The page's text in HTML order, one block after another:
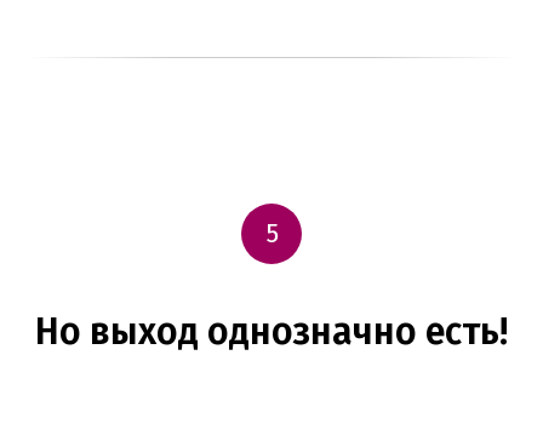
5
Но выход однозначно есть!